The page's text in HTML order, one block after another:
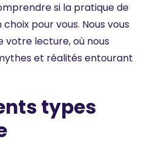
si la pratique de
pour vous. Nous vous
votre lecture, où nous
et réalités entourant
types